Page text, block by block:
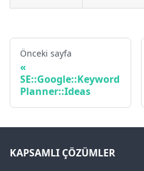
Önceki sayfa
SE::Google::Keyword
Planner::Ideas
KAPSAMLI ÇÖZÜMLER